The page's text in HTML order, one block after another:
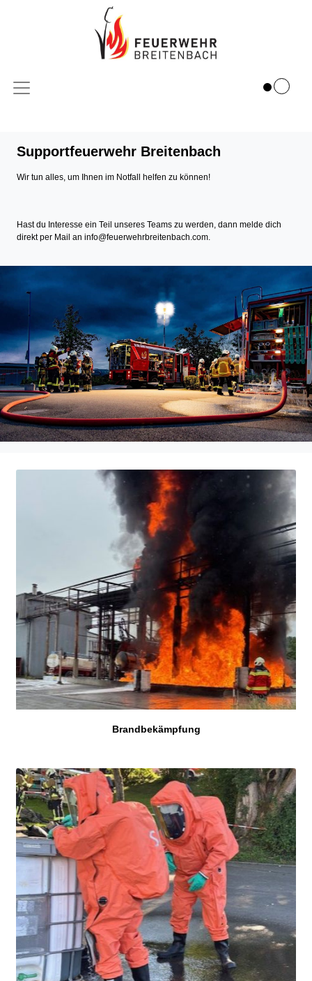
Supportfeuerwehr Breitenbach
Wir tun alles, um Ihnen im Notfall helfen zu können!
Hast du Interesse ein Teil unseres Teams zu werden, dann melde dich
direkt per Mail an info@feuerwehrbreitenbach.com.
Brandbekämpfung